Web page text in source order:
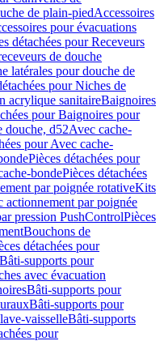
de plain-piedAccessoires
pour évacuations
détachées pour Receveurs
de douche
latérales pour douche de
pour Niches de
acrylique sanitaireBaignoires
pour Baignoires pour
douche, d52Avec cache-
pour Avec cache-
Pièces détachées pour
bondePièces détachées
par poignée rotativeKits
actionnement par poignée
pression PushControlPièces
Bouchons de
détachées pour
supports pour
avec évacuation
Bâti-supports pour
Bâti-supports pour
vaisselleBâti-supports
pour